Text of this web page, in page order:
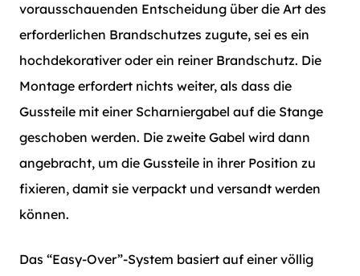
vorausschauenden Entscheidung über die Art des
erforderlichen Brandschutzes zugute, sei es ein
hochdekorativer oder ein reiner Brandschutz. Die
Montage erfordert nichts weiter, als dass die
Gussteile mit einer Scharniergabel auf die Stange
geschoben werden. Die zweite Gabel wird dann
angebracht, um die Gussteile in ihrer Position zu
fixieren, damit sie verpackt und versandt werden
können.
Das “Easy-Over”-System basiert auf einer völlig